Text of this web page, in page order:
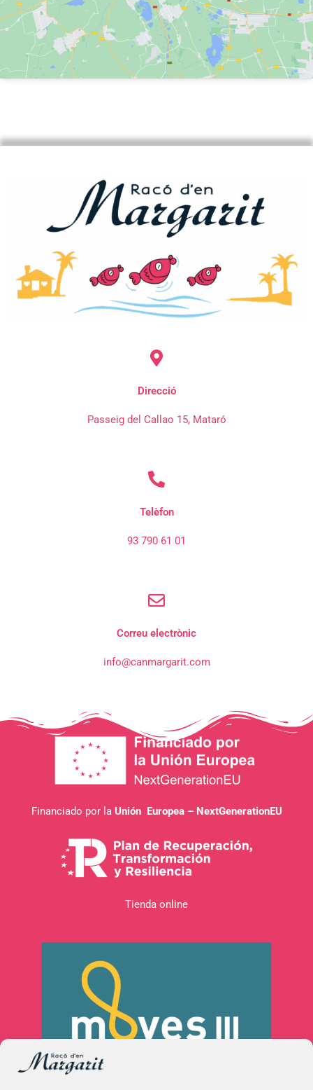
Direcció
Passeig del Callao 15, Mataró
Telèfon
93 790 61 01
Correu electrònic
info@canmargarit.com
Financiado por la Unión Europea – NextGenerationEU
Tienda online